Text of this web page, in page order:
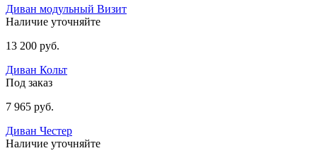
Диван модульный Визит
Наличие уточняйте
13 200 руб.
Диван Кольт
Под заказ
7 965 руб.
Диван Честер
Наличие уточняйте